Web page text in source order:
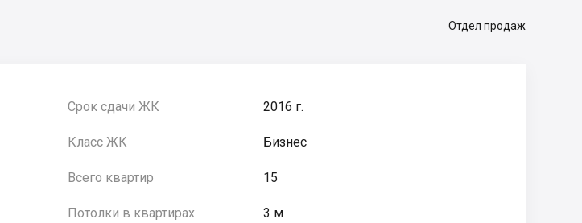
Отдел продаж
Срок сдачи ЖК 2016 г.
Класс ЖК Бизнес
Всего квартир 15
Потолки в квартирах 3 м